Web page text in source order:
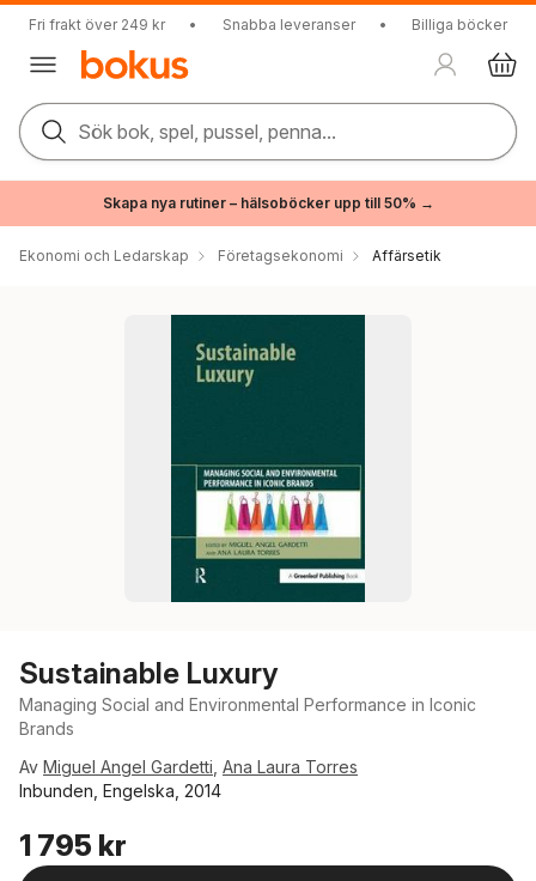
Fri frakt över 249 kr • Snabba leveranser • Billiga böcker
Sök bok, spel, pussel, penna...
Skapa nya rutiner – hälsoböcker upp till 50% →
Ekonomi och Ledarskap Företagsekonomi Affärsetik
Sustainable Luxury
Managing Social and Environmental Performance in Iconic
Brands
Av Miguel Angel Gardetti Ana Laura Torres
Inbunden, Engelska, 2014
1 795 kr